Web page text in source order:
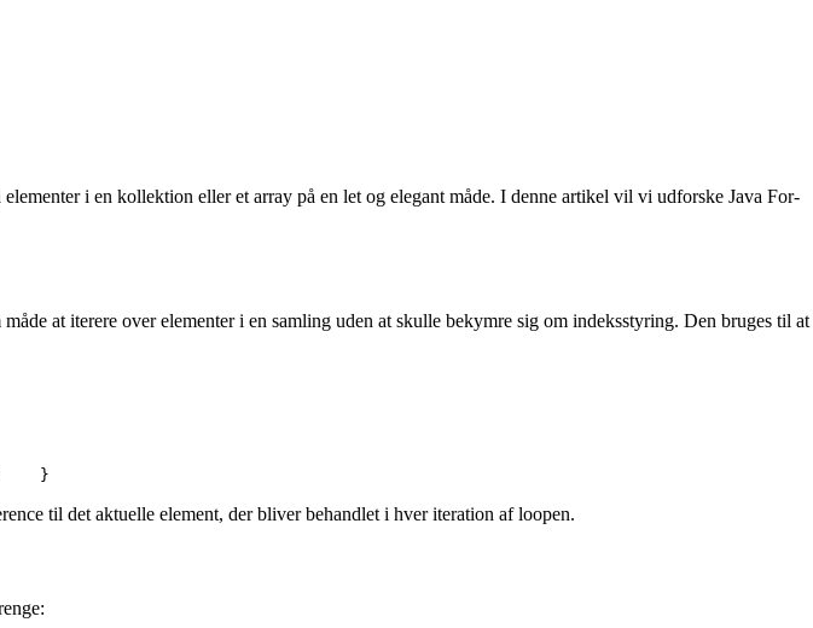
i en kollektion eller et array på en let og elegant måde. I denne artikel vil vi udforske Java For-
at iterere over elementer i en samling uden at skulle bekymre sig om indeksstyring. Den bruges til at
}
til det aktuelle element, der bliver behandlet i hver iteration af loopen.